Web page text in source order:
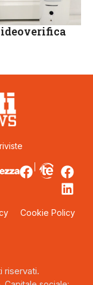
Cookie Policy
riservati.